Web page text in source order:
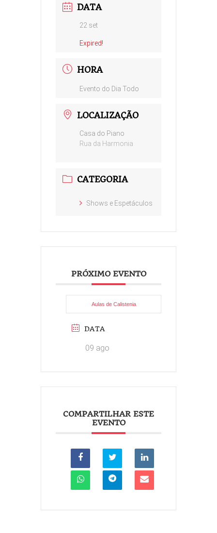
DATA
22 set
Expired!
HORA
Evento do Dia Todo
LOCALIZAÇÃO
Casa do Piano
Rua da Harmonia
CATEGORIA
Shows e Espetáculos
PRÓXIMO EVENTO
Aulas de Calistenia
DATA
09 ago
COMPARTILHAR ESTE
EVENTO